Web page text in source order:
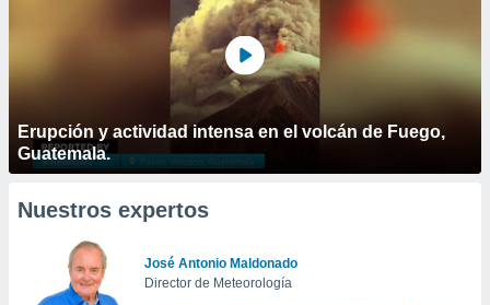
Erupción y actividad intensa en el volcán de Fuego,
Guatemala.
Nuestros expertos
José Antonio Maldonado
Director de Meteorología